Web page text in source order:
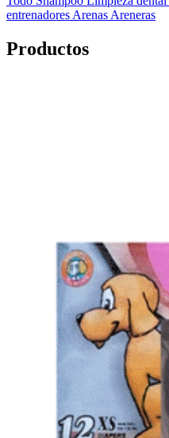
entrenadoresArenasAreneras
Productos